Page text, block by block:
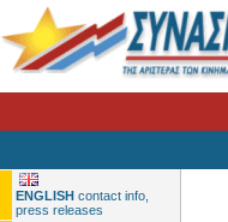
ENGLISH contact info,
press releases